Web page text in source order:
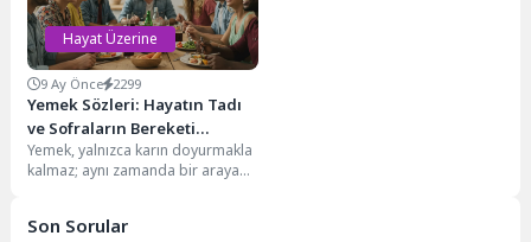
Hayat Üzerine
9 Ay Önce 2299
Yemek Sözleri: Hayatın Tadı
ve Sofraların Bereketi
Üzerine
Yemek, yalnızca karın doyurmakla
kalmaz; aynı zamanda bir araya
Son Sorular